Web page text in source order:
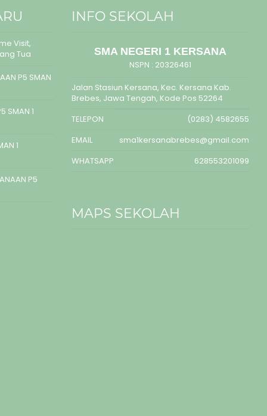
Visit,
Tua
P5 SMAN
SMAN 1
1
P5
INFO SEKOLAH
SMA NEGERI 1 KERSANA
NSPN : 20326461
Jalan Stasiun Kersana, Kec. Kersana Kab.
Brebes, Jawa Tengah, Kode Pos 52264
TELEPON
(0283) 4582655
EMAIL
sma1kersanabrebes@gmail.com
WHATSAPP
628553201099
MAPS SEKOLAH